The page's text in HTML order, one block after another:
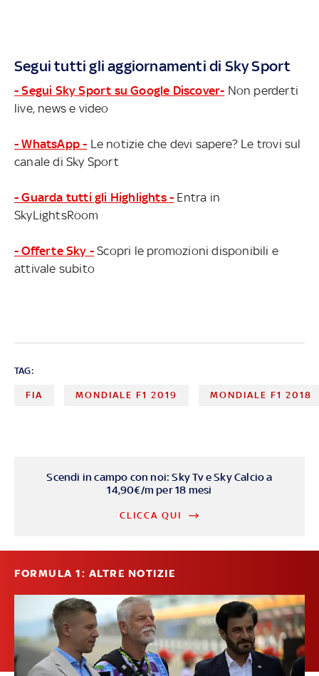
Segui tutti gli aggiornamenti di Sky Sport
- Segui Sky Sport su Google Discover- Non perderti
live, news e video
- WhatsApp - Le notizie che devi sapere? Le trovi sul
canale di Sky Sport
- Guarda tutti gli Highlights - Entra in
SkyLightsRoom
- Offerte Sky - Scopri le promozioni disponibili e
attivale subito
TAG:
FIA MONDIALE F1 2019 MONDIALE F1 2018
Scendi in campo con noi: Sky Tv e Sky Calcio a
14,90€/m per 18 mesi
CLICCA QUI
FORMULA 1: ALTRE NOTIZIE